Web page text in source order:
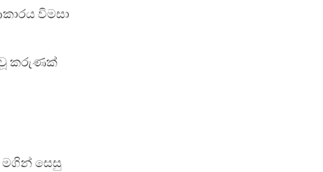
විමසා
කරුණක්
මගින් සෙසු